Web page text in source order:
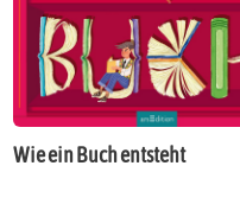
Wie ein Buch entsteht